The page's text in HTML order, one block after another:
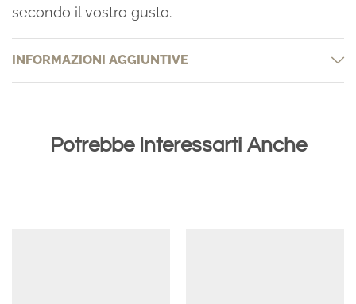
secondo il vostro gusto.
INFORMAZIONI AGGIUNTIVE
Potrebbe Interessarti Anche